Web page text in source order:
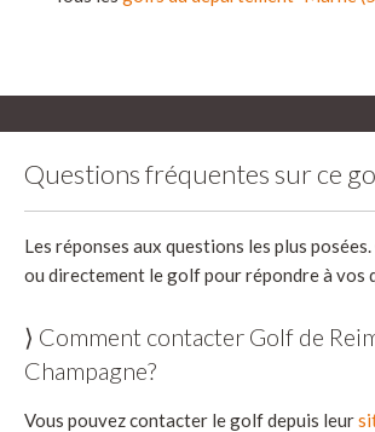
Questions fréquentes sur ce
Les réponses aux questions les plus
ou directement le golf pour répondre à vos
⟩ Comment contacter Golf de
Champagne?
Vous pouvez contacter le golf depuis leur